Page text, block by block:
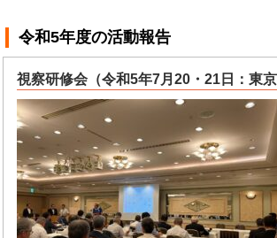
令和5年度の活動報告
視察研修会（令和5年7月20・21日：東京